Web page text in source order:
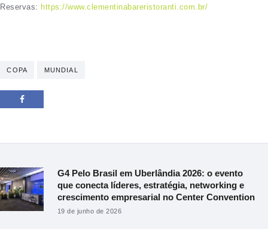
Reservas: https://www.clementinabareristoranti.com.br/
COPA MUNDIAL
de
Post
Postagem
anterior:
G4 Pelo Brasil em Uberlândia 2026: o evento
que conecta líderes, estratégia, networking e
crescimento empresarial no Center Convention
19 de junho de 2026